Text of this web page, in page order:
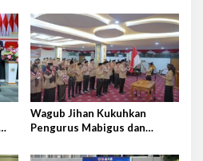
Wagub Jihan Kukuhkan
Pengurus Mabigus dan
Intan